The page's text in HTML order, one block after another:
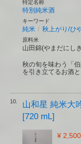
特定名称
特別純米酒
キーワード
純米 / 秋上がり/ひ
原料米
山田錦(やまだにし
秋の旬を味わう「
を引き立てるお酒
10.
山和星 純米大
[720 mL]
¥ 2,500